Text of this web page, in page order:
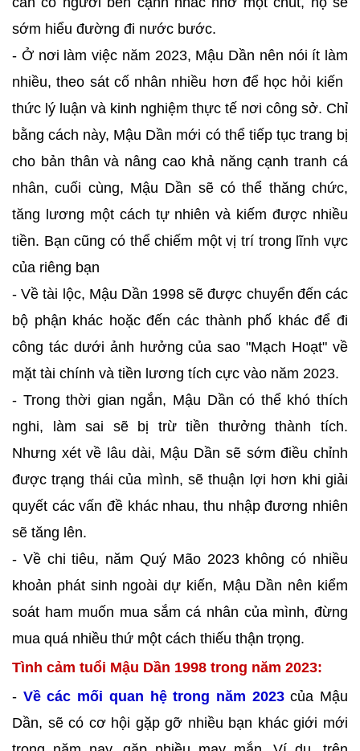
sớm hiểu đường đi nước bước.
- Ở nơi làm việc năm 2023, Mậu Dần nên nói ít làm
nhiều, theo sát cố nhân nhiều hơn để học hỏi kiến ​​
thức lý luận và kinh nghiệm thực tế nơi công sở. Chỉ
bằng cách này, Mậu Dần mới có thể tiếp tục trang bị
cho bản thân và nâng cao khả năng cạnh tranh cá
nhân, cuối cùng, Mậu Dần sẽ có thể thăng chức,
tăng lương một cách tự nhiên và kiếm được nhiều
tiền. Bạn cũng có thể chiếm một vị trí trong lĩnh vực
của riêng bạn
- Về tài lộc, Mậu Dần 1998 sẽ được chuyển đến các
bộ phận khác hoặc đến các thành phố khác để đi
công tác dưới ảnh hưởng của sao "Mạch Hoạt" về
mặt tài chính và tiền lương tích cực vào năm 2023.
- Trong thời gian ngắn, Mậu Dần có thể khó thích
nghi, làm sai sẽ bị trừ tiền thưởng thành tích.
Nhưng xét về lâu dài, Mậu Dần sẽ sớm điều chỉnh
được trạng thái của mình, sẽ thuận lợi hơn khi giải
quyết các vấn đề khác nhau, thu nhập đương nhiên
sẽ tăng lên.
- Về chi tiêu, năm Quý Mão 2023 không có nhiều
khoản phát sinh ngoài dự kiến, Mậu Dần nên kiểm
soát ham muốn mua sắm cá nhân của mình, đừng
mua quá nhiều thứ một cách thiếu thận trọng.
Tình cảm tuổi Mậu Dần 1998 trong năm 2023:
- Về các mối quan hệ trong năm 2023của Mậu
Dần, sẽ có cơ hội gặp gỡ nhiều bạn khác giới mới